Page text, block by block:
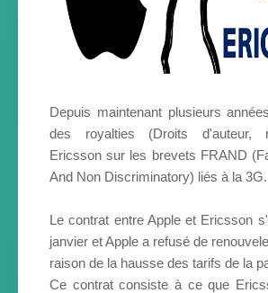
Depuis maintenant plusieurs
des royalties (Droits d'auteur,
Ericsson sur les brevets FRAND
And Non Discriminatory) liés à la 3G.
Le contrat entre Apple et Ericsson
janvier et Apple a refusé de
raison de la hausse des tarifs de la
Ce contrat consiste à ce que